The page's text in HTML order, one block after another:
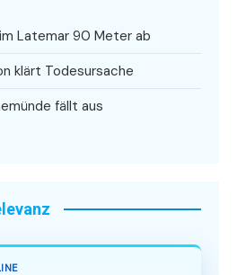
Latemar 90 Meter ab
klärt Todesursache
fällt aus